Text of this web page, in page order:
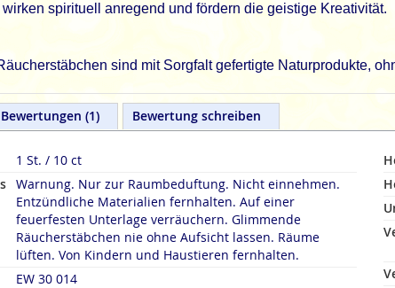
spirituell anregend und fördern die geistige Kreativität.
sind mit Sorgfalt gefertigte Naturprodukte,
1 St. / 10 ct
Warnung. Nur zur Raumbeduftung. Nicht einnehmen.
Entzündliche Materialien fernhalten. Auf einer
feuerfesten Unterlage verräuchern. Glimmende
Räucherstäbchen nie ohne Aufsicht lassen. Räume
lüften. Von Kindern und Haustieren fernhalten.
EW 30 014
Bewertungen 1 Bewertung schreiben